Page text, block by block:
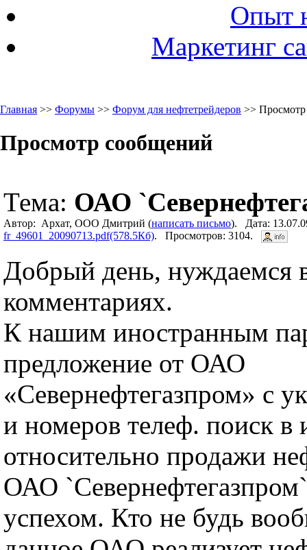
Опыт
Маркетинг
Главная >> Форумы >> Форум для нефтетрейдеров >>
Просмотр сообщений
Тема: ОАО
Автор: Архат, ООО Дмитрий (написать письмо). Дата:
fr_49601_20090713.pdf(578.5Кб). Просмотров: 3104.
Добрый день, нуждаемся
комментариях.
К нашим иностранным
предложение от ОАО
«Севернефтегазпром» с
и номеров телеф. поиск в
относительно продажи
ОАО
успехом. Кто не будь